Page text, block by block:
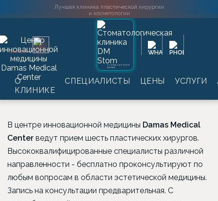
Лучшая клиника пластической хирургии
и косметологии
SINCE2016
СТОМАТОЛОГИЯ
DAMAS
О
КЛИНИКЕ
СПЕЦИАЛИСТЫ ЦЕНЫ УСЛУГИ
Главная →Цены Пластическая хирургия
Цены на услуги
пластической хирургии
В центре инновационной медицины Damas Medical
Center ведут прием шесть пластических хирургов.
Высококвалифицированные специалисты различной
направленности - бесплатно проконсультируют по
любым вопросам в области эстетической медицины.
Запись на консультации предварительная. С